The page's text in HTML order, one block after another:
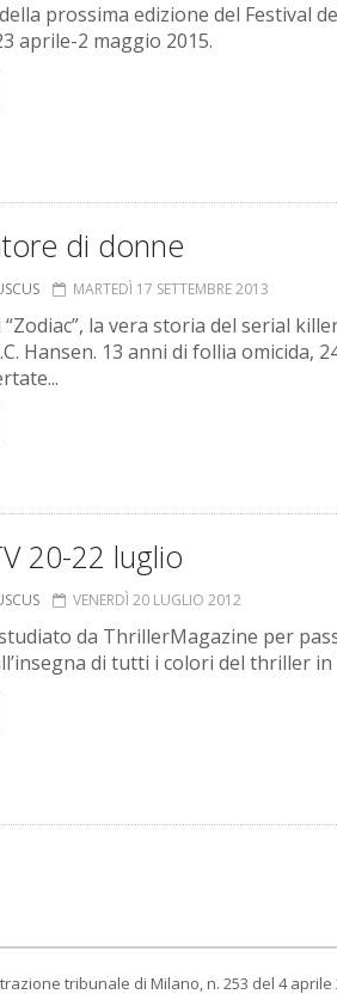
prossima edizione del Festival
aprile-2 maggio 2015.
di donne
MARTEDÌ 17 SETTEMBRE 2013
“Zodiac”, la vera storia del serial
Hansen. 13 anni di follia omicida,
20-22 luglio
VENERDÌ 20 LUGLIO 2012
da ThrillerMagazine per
di tutti i colori del thriller in
tribunale di Milano, n. 253 del 4 aprile